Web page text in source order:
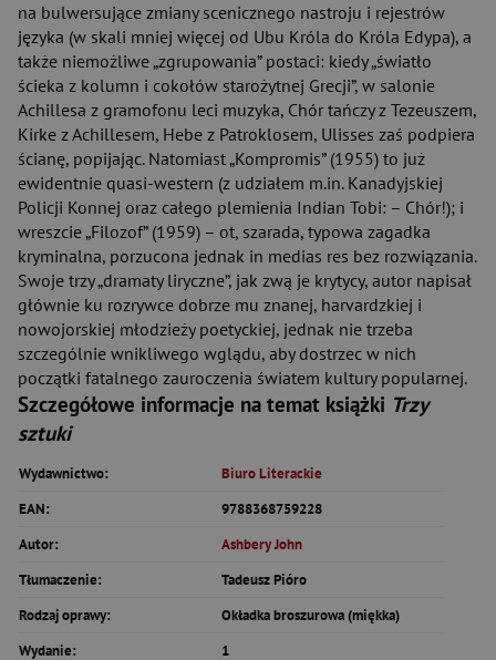
na bulwersujące zmiany scenicznego nastroju i rejestrów
języka (w skali mniej więcej od Ubu Króla do Króla Edypa), a
także niemożliwe „zgrupowania” postaci: kiedy „światło
ścieka z kolumn i cokołów starożytnej Grecji”, w salonie
Achillesa z gramofonu leci muzyka, Chór tańczy z Tezeuszem,
Kirke z Achillesem, Hebe z Patroklosem, Ulisses zaś podpiera
ścianę, popijając. Natomiast „Kompromis” (1955) to już
ewidentnie quasi-western (z udziałem m.in. Kanadyjskiej
Policji Konnej oraz całego plemienia Indian Tobi: – Chór!); i
wreszcie „Filozof” (1959) – ot, szarada, typowa zagadka
kryminalna, porzucona jednak in medias res bez rozwiązania.
Swoje trzy „dramaty liryczne”, jak zwą je krytycy, autor napisał
głównie ku rozrywce dobrze mu znanej, harvardzkiej i
nowojorskiej młodzieży poetyckiej, jednak nie trzeba
szczególnie wnikliwego wglądu, aby dostrzec w nich
początki fatalnego zauroczenia światem kultury popularnej.
Szczegółowe informacje na temat książki Trzy
sztuki
Wydawnictwo:
Biuro Literackie
EAN:
9788368759228
Autor:
Ashbery John
Tłumaczenie:
Tadeusz Pióro
Rodzaj oprawy:
Okładka broszurowa (miękka)
Wydanie:
1